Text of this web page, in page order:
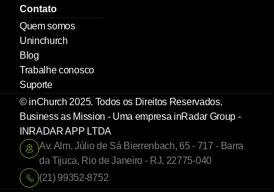
Contato
Quem somos
Uninchurch
Blog
Trabalhe conosco
Suporte
© inChurch 2025. Todos os Direitos Reservados.
Business as Mission - Uma empresa inRadar Group -
INRADAR APP LTDA
Av. Alm. Júlio de Sá Bierrenbach, 65 - 717 - Barra
da Tijuca, Rio de Janeiro - RJ, 22775-040
(21) 99352-8752